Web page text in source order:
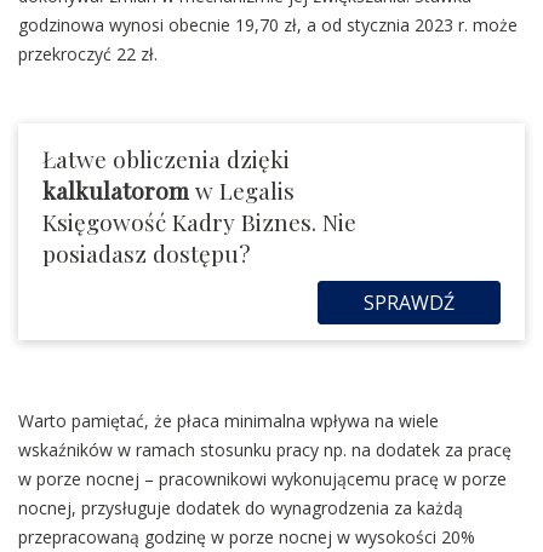
godzinowa wynosi obecnie 19,70 zł, a od stycznia 2023 r. może
przekroczyć 22 zł.
Łatwe obliczenia dzięki
kalkulatoromw Legalis
Księgowość Kadry Biznes. Nie
posiadasz dostępu?
SPRAWDŹ
Warto pamiętać, że płaca minimalna wpływa na wiele
wskaźników w ramach stosunku pracy np. na dodatek za pracę
w porze nocnej – pracownikowi wykonującemu pracę w porze
nocnej, przysługuje dodatek do wynagrodzenia za każdą
przepracowaną godzinę w porze nocnej w wysokości 20%